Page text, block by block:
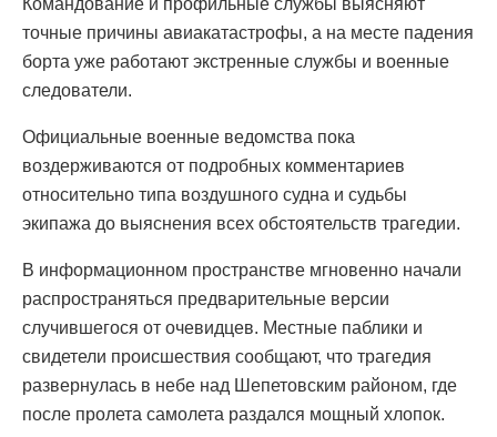
точные причины авиакатастрофы, а на месте падения
борта уже работают экстренные службы и военные
следователи.
Официальные военные ведомства пока
воздерживаются от подробных комментариев
относительно типа воздушного судна и судьбы
экипажа до выяснения всех обстоятельств трагедии.
В информационном пространстве мгновенно начали
распространяться предварительные версии
случившегося от очевидцев. Местные паблики и
свидетели происшествия сообщают, что трагедия
развернулась в небе над Шепетовским районом, где
после пролета самолета раздался мощный хлопок.